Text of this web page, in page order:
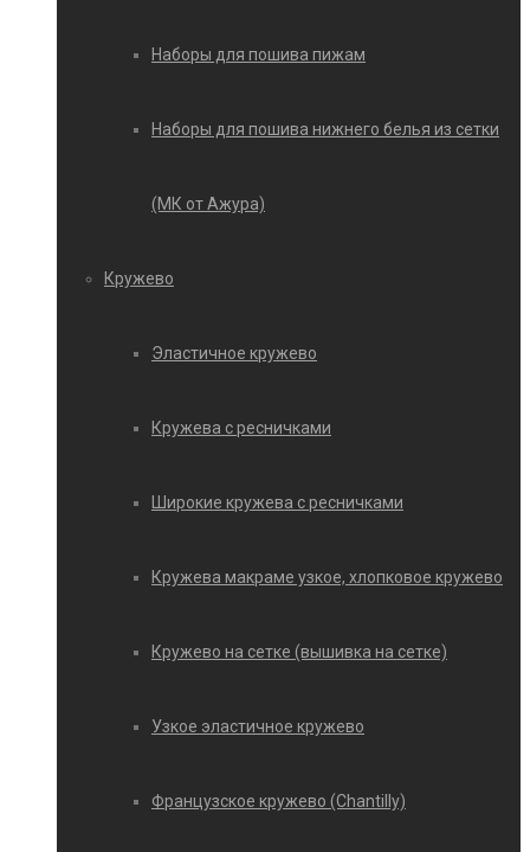
Наборы для пошива пижам
Наборы для пошива нижнего белья из сетки
(МК от Ажура)
Кружево
Эластичное кружево
Кружева с ресничками
Широкие кружева с ресничками
Кружева макраме узкое, хлопковое кружево
Кружево на сетке (вышивка на сетке)
Узкое эластичное кружево
Французское кружево (Chantilly)